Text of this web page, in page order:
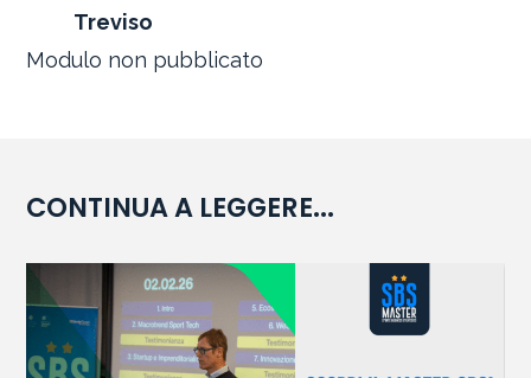
Treviso
Modulo non pubblicato
CONTINUA A LEGGERE...